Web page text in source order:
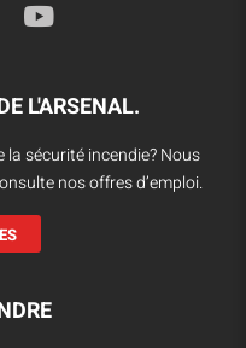
L'ARSENAL.
la sécurité incendie? Nous
nos offres d’emploi.